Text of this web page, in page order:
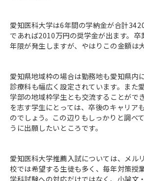
愛知医科大学は6年間の学納金が合計
であれば2010万円の奨学金が出ます。
年限が発生しますが、やはりこの金額は
愛知県地域枠の場合は勤務地も愛知県内
診療科も幅広く設定されています。また
学部の地域枠学生とも交流することがで
を志す学生にとっては、卒後のキャリア
のでしょう。この辺りもしっかりと調べ
うに出願したいところです。
愛知医科大学推薦入試については、メル
校では希望する生徒も多く、毎年対策授
学科試験への対応だけではなく、小論文